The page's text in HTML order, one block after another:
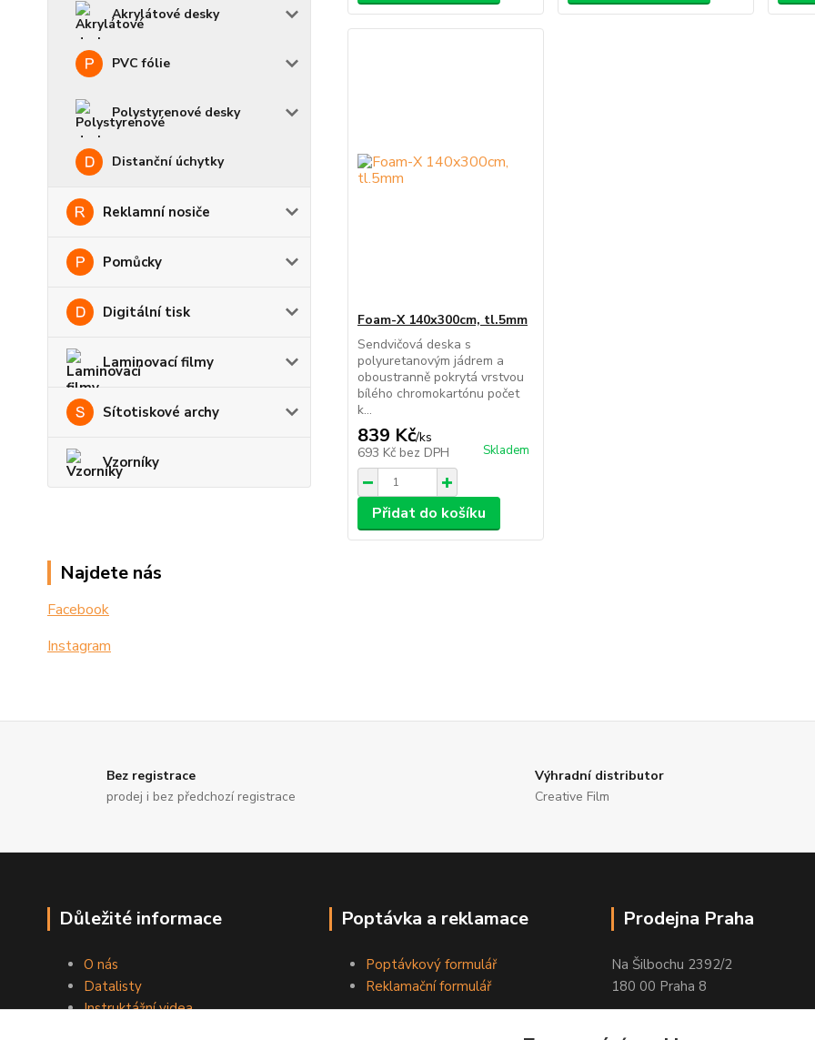
Akrylátové desky
PVC fólie
Polystyrenové desky
Distanční úchytky
Reklamní nosiče
Pomůcky
Digitální tisk
Laminovací filmy
Sítotiskové archy
Vzorníky
Najdete nás
Facebook
Instagram
Foam-X 140x300cm, tl.5mm
Sendvičová deska s
polyuretanovým jádrem a
oboustranně pokrytá vrstvou
bílého chromokartónu počet
k...
839 Kč/ks
693 Kč bez DPH Skladem
Přidat do košíku
Bez registrace
prodej i bez předchozí registrace
Výhradní distributor
Creative Film
Důležité informace
O nás
Datalisty
Instruktážní videa
Poptávka a reklamace
Poptávkový formulář
Reklamační formulář
Prodejna Praha
Na Šilbochu 2392/2
180 00 Praha 8